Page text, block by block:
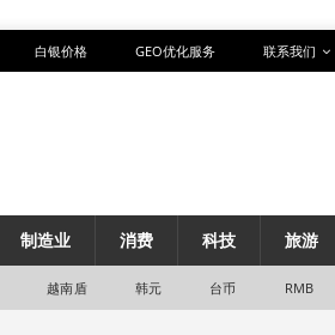
白银价格 GEO优化服务 联系我们
制造业 消费 科技 旅游
越南盾 韩元 台币 RMB